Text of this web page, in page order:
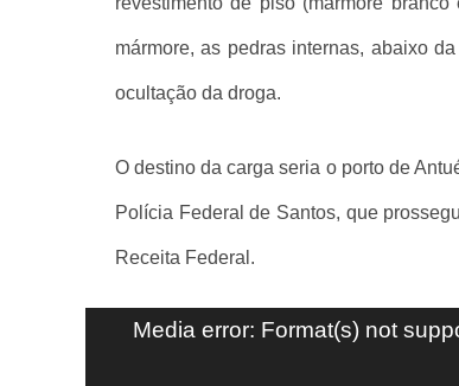
mármore, as pedras internas, abaixo
ocultação da droga.
O destino da carga seria o porto de
Polícia Federal de Santos, que
Receita Federal.
TocadorMedia error: Format(s) not